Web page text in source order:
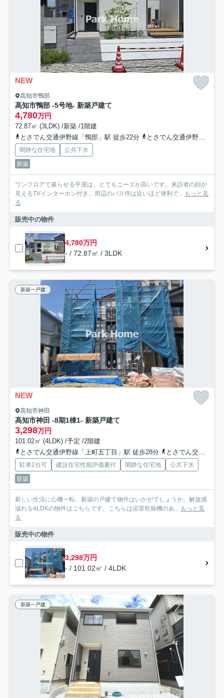
NEW
高知市鴨部
高知市鴨部 -5号地- 新築戸建て
4,780万円
72.87㎡ (3LDK) /新築 /1階建
とさでん交通伊野線「鴨部」駅 徒歩22分
とさでん交通伊野線「蛍橋」駅 徒歩23分
閑静な住宅地
公共下水
新築
ワンフロアで暮らせる平屋は、とてもニーズが高いです。来訪者の顔が
見えるTVインターホン付き。周辺のバス停は近いほど便利で... もっと見
る
販売中の物件
4,780万円
- / 72.87㎡ / 3LDK
新築一戸建
NEW
高知市神田
高知市神田 -8期1棟1- 新築戸建て
3,298万円
101.02㎡ (4LDK) /予定 /2階建
とさでん交通伊野線「上町五丁目」駅 徒歩28分
とさでん交通伊野線「旭駅前通」駅 徒歩28分
駐車2台可 建設住宅性能評価書付 閑静な住宅地
公共下水
新築
新しい生活に心機一転、新築の戸建て物件はいかがでしょうか。解放感
溢れる4LDKの物件はこちらです。こちらは浴室乾燥機のあ... もっと見
る
販売中の物件
3,298万円
- / 101.02㎡ / 4LDK
新築一戸建